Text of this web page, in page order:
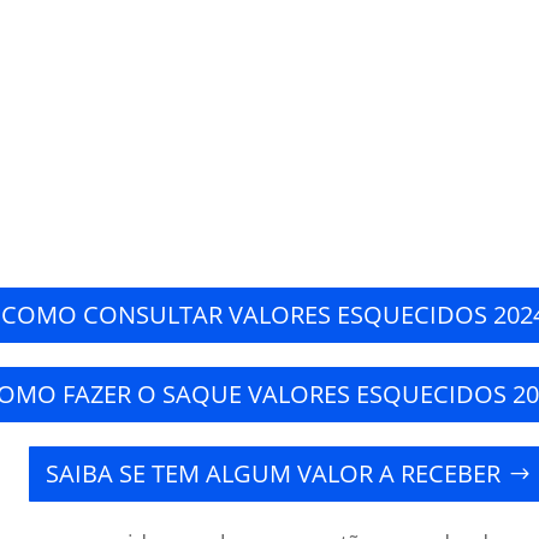
COMO CONSULTAR VALORES ESQUECIDOS
FAZER O SAQUE VALORES ESQUECIDOS
SAIBA SE TEM ALGUM VALOR A RECEBER